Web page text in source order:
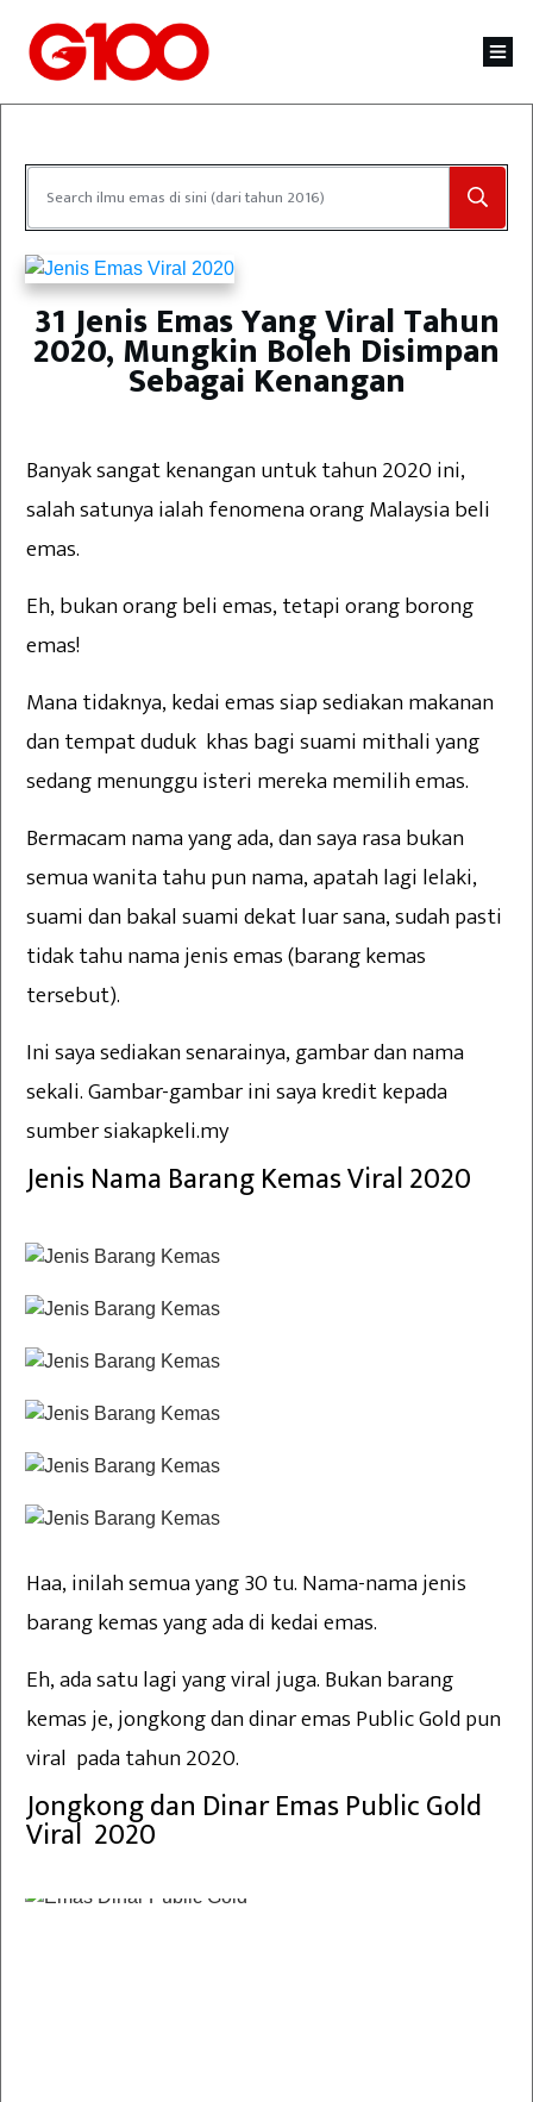
31 Jenis Emas Yang Viral Tahun
2020, Mungkin Boleh Disimpan
Sebagai Kenangan
Banyak sangat kenangan untuk tahun 2020 ini,
salah satunya ialah fenomena orang Malaysia beli
emas.
Eh, bukan orang beli emas, tetapi orang borong
emas!
Mana tidaknya, kedai emas siap sediakan makanan
dan tempat duduk khas bagi suami mithali yang
sedang menunggu isteri mereka memilih emas.
Bermacam nama yang ada, dan saya rasa bukan
semua wanita tahu pun nama, apatah lagi lelaki,
suami dan bakal suami dekat luar sana, sudah pasti
tidak tahu nama jenis emas (barang kemas
tersebut).
Ini saya sediakan senarainya, gambar dan nama
sekali. Gambar-gambar ini saya kredit kepada
sumber siakapkeli.my
Jenis Nama Barang Kemas Viral 2020
Haa, inilah semua yang 30 tu. Nama-nama jenis
barang kemas yang ada di kedai emas.
Eh, ada satu lagi yang viral juga. Bukan barang
kemas je, jongkong dan dinar emas Public Gold pun
viral pada tahun 2020.
Jongkong dan Dinar Emas Public Gold
Viral 2020